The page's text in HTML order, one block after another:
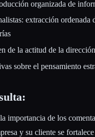
organizada de
extracción ordenada
de la actitud de la
sobre el pensamiento
importancia de los
y su cliente se